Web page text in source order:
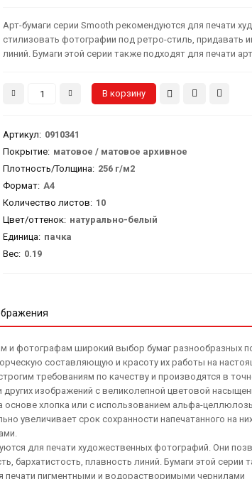
Арт-бумаги серии Smooth рекомендуются для печати
стилизовать фотографии под ретро-стиль, придавать
линий. Бумаги этой серии также подходят для печати
Артикул: 0910341
Покрытие: матовое / матовое архивное
Плотность/Толщина: 256 г/м2
Формат: А4
Количество листов: 10
Цвет/оттенок: натурально-белый
Единица: пачка
Вес: 0.19
и фотографам широкий выбор бумаг разнообразных
составляющую и красоту их работы на
требованиям по качеству и производятся в
других изображений с великолепной цветовой
основе хлопка или с использованием альфа-
увеличивает срок сохранности напечатанного на
для печати художественных фотографий. Они
бархатистость, плавность линий. Бумаги этой серии
печати пигментными и водорастворимыми чернилами